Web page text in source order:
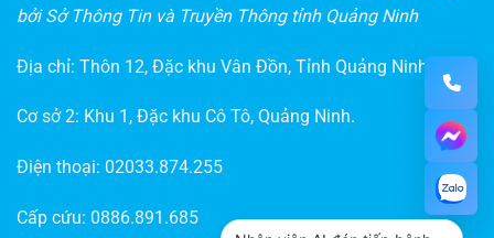
bởi Sở Thông Tin và Truyền Thông tỉnh Quảng Ninh
Địa chỉ: Thôn 12, Đặc khu Vân Đồn, Tỉnh Quảng Ninh
Cơ sở 2: Khu 1, Đặc khu Cô Tô, Quảng Ninh.
Điện thoại: 02033.874.255
Cấp cứu: 0886.891.685